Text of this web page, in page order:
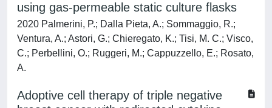
using gas-permeable static culture flasks
2020 Palmerini, P.; Dalla Pieta, A.; Sommaggio, R.;
Ventura, A.; Astori, G.; Chieregato, K.; Tisi, M. C.; Visco,
C.; Perbellini, O.; Ruggeri, M.; Cappuzzello, E.; Rosato,
A.
Adoptive cell therapy of triple negative